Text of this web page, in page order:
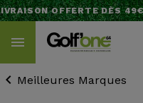
OFFERTE DÈS 49€
Meilleures Marques